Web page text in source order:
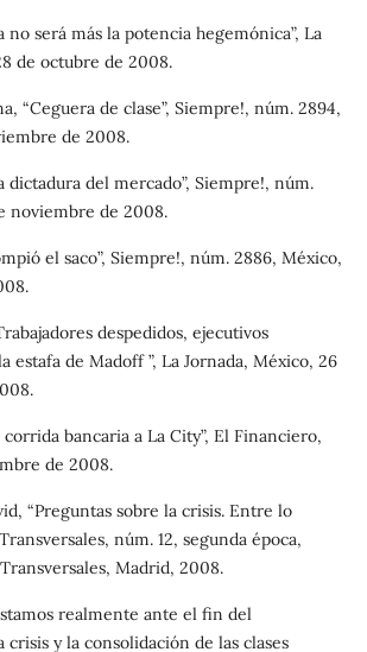
no será más la potencia hegemónica”, La
de octubre de 2008.
“Ceguera de clase”, Siempre!, núm. 2894,
de 2008.
del mercado”, Siempre!, núm.
noviembre de 2008.
el saco”, Siempre!, núm. 2886, México,
despedidos, ejecutivos
estafa de Madoff ”, La Jornada, México, 26
bancaria a La City”, El Financiero,
de 2008.
“Preguntas sobre la crisis. Entre lo
núm. 12, segunda época,
Madrid, 2008.
realmente ante el fin del
y la consolidación de las clases